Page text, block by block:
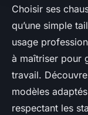
Choisir ses
qu’une simple
usage
à maîtriser pour
travail.
modèles
respectant les